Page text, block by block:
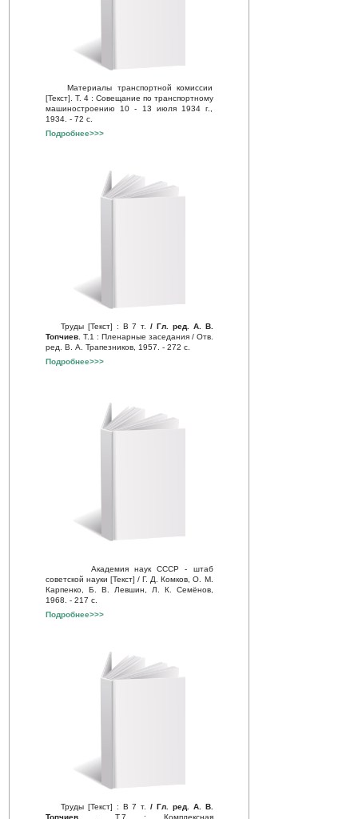
Материалы транспортной комиссии
[Текст] . Т. 4 : Совещание по транспортному
машиностроению 10 - 13 июля 1934 г.,
1934. - 72 с.
Подробнее>>>
Труды [Текст] : В 7 т.
/ Гл. ред. А. В.
Топчиев. Т.1 : Пленарные заседания / Отв.
ред. В. А. Трапезников, 1957. - 272 с.
Подробнее>>>
Академия наук СССР - штаб
советской науки [Текст] / Г. Д. Комков, О. М.
Карпенко, Б. В. Левшин, Л. К. Семёнов,
1968. - 217 с.
Подробнее>>>
Труды [Текст] : В 7 т. / Гл. ред. А. В.